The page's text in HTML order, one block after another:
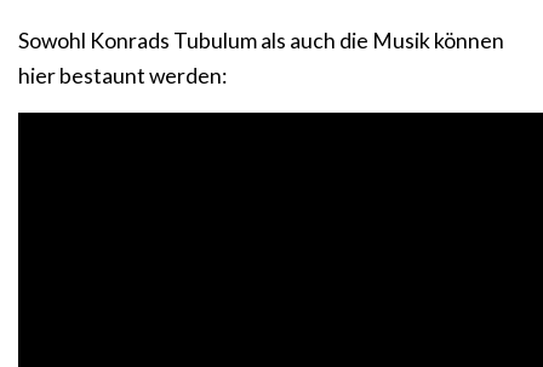
Sowohl Konrads Tubulum als auch die Musik können
hier bestaunt werden: